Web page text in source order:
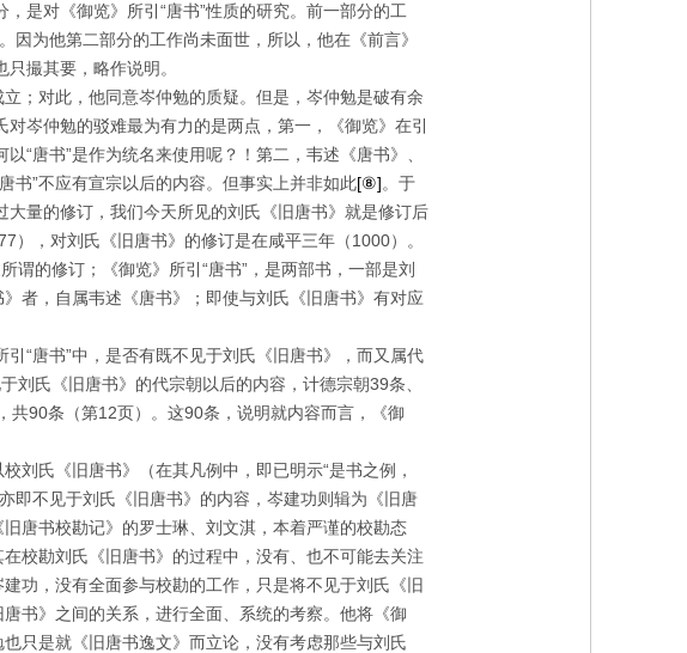
是对《御览》所引“唐书”性质的研究。前一部分的工
为他第二部分的工作尚未面世，所以，他在《前言》
撮其要，略作说明。
；对此，他同意岑仲勉的质疑。但是，岑仲勉是破有余
岑仲勉的驳难最为有力的是两点，第一，《御览》在引
“唐书”是作为统名来使用呢？！第二，韦述《唐书》、
书”不应有宣宗以后的内容。但事实上并非如此[⑧]。于
量的修订，我们今天所见的刘氏《旧唐书》就是修订后
），对刘氏《旧唐书》的修订是在咸平三年（1000）。
谓的修订；《御览》所引“唐书”，是两部书，一部是刘
者，自属韦述《唐书》；即使与刘氏《旧唐书》有对应
“唐书”中，是否有既不见于刘氏《旧唐书》，而又属代
于刘氏《旧唐书》的代宗朝以后的内容，计德宗朝39条、
共90条（第12页）。这90条，说明就内容而言，《御
刘氏《旧唐书》（在其凡例中，即已明示“是书之例，
即不见于刘氏《旧唐书》的内容，岑建功则辑为《旧唐
唐书校勘记》的罗士琳、刘文淇，本着严谨的校勘态
校勘刘氏《旧唐书》的过程中，没有、也不可能去关注
功，没有全面参与校勘的工作，只是将不见于刘氏《旧
书》之间的关系，进行全面、系统的考察。他将《御
只是就《旧唐书逸文》而立论，没有考虑那些与刘氏